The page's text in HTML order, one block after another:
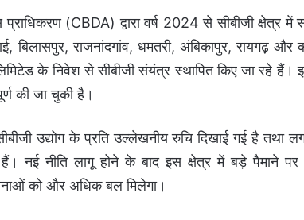
प्राधिकरण (CBDA) द्वारा वर्ष 2024 से सीबीजी क्षेत्र
बिलासपुर, राजनांदगांव, धमतरी, अंबिकापुर, रायगढ़
के निवेश से सीबीजी संयंत्र स्थापित किए जा रहे हैं।
की जा चुकी है।
उद्योग के प्रति उल्लेखनीय रुचि दिखाई गई है
हैं। नई नीति लागू होने के बाद इस क्षेत्र में बड़े पैमाने
को और अधिक बल मिलेगा।